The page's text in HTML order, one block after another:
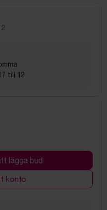
till 12
lägga bud
konto